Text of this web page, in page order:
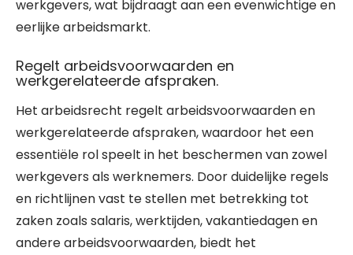
werkgevers, wat bijdraagt aan een evenwichtige en
eerlijke arbeidsmarkt.
Regelt arbeidsvoorwaarden en
werkgerelateerde afspraken.
Het arbeidsrecht regelt arbeidsvoorwaarden en
werkgerelateerde afspraken, waardoor het een
essentiële rol speelt in het beschermen van zowel
werkgevers als werknemers. Door duidelijke regels
en richtlijnen vast te stellen met betrekking tot
zaken zoals salaris, werktijden, vakantiedagen en
andere arbeidsvoorwaarden, biedt het